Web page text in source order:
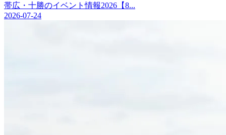
帯広・十勝のイベント情報2026【8...
2026-07-24